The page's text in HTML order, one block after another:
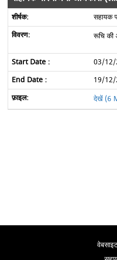
सहायक
रूचि की
03/12/
19/
देखें (6